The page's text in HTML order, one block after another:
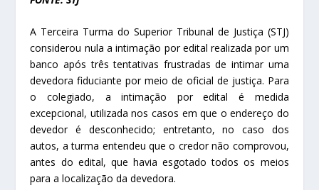
A Terceira Turma do Superior Tribunal de Justiça (STJ)
considerou nula a intimação por edital realizada por um
banco após três tentativas frustradas de intimar uma
devedora fiduciante por meio de oficial de justiça. Para
o colegiado, a intimação por edital é medida
excepcional, utilizada nos casos em que o endereço do
devedor é desconhecido; entretanto, no caso dos
autos, a turma entendeu que o credor não comprovou,
antes do edital, que havia esgotado todos os meios
para a localização da devedora.